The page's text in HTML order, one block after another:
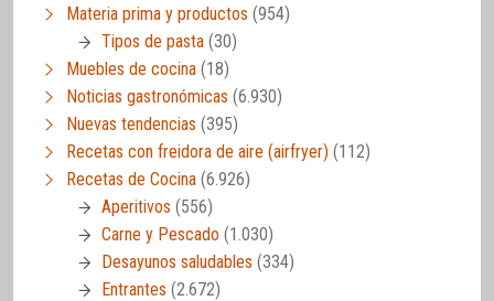
Materia prima y productos (954)
Tipos de pasta (30)
Muebles de cocina (18)
Noticias gastronómicas (6.930)
Nuevas tendencias (395)
Recetas con freidora de aire (airfryer) (112)
Recetas de Cocina (6.926)
Aperitivos (556)
Carne y Pescado (1.030)
Desayunos saludables (334)
Entrantes (2.672)